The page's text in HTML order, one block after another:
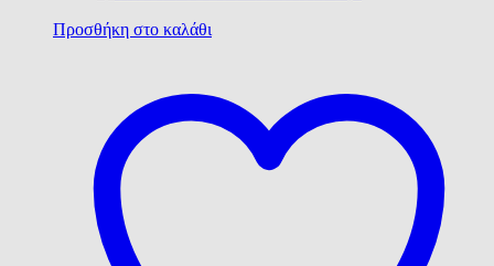
Προσθήκη στο καλάθι